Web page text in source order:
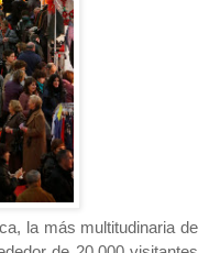
, la más multitudinaria de